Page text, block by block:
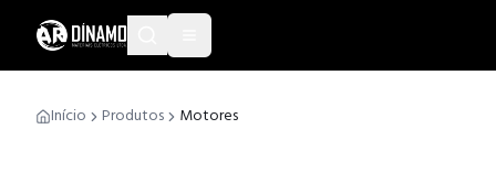
Início Produtos Motores